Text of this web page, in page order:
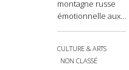
montagne russe
émotionnelle aux...
CULTURE & ARTS
NON CLASSÉ